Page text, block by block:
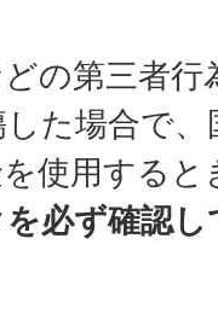
の第三者行
た場合で、
使用すると
必ず確認し